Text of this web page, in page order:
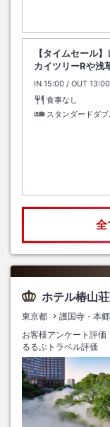
【タイムセール
カイツリーRや浅
IN チェックイン
15:00 / OUT チェ
13:00
食事なし
スタンダードダ
全
ホテル椿山
東京都 護国寺・本
お客様アンケート評価
るるぶトラベル評価